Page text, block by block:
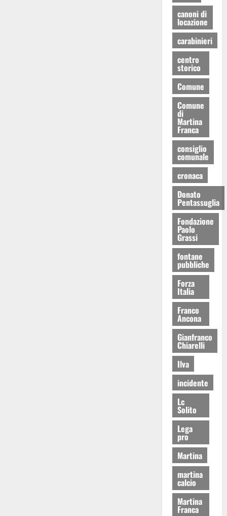
canoni di
locazione
carabinieri
centro
storico
Comune
Comune
di
Martina
Franca
consiglio
comunale
cronaca
Donato
Pentassuglia
Fondazione
Paolo
Grassi
fontane
pubbliche
Forza
Italia
Franco
Ancona
Gianfranco
Chiarelli
Ilva
incidente
Lc
Solito
Lega
pro
Martina
martina
calcio
Martina
Franca